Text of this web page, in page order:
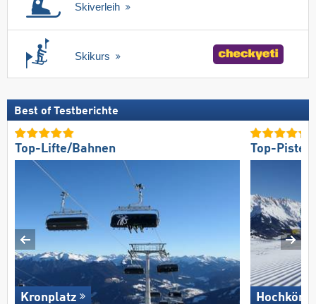
Skiverleih
Skikurs
Best of Testberichte
Top-Lifte/Bahnen
Kronplatz
Top-
Hochkönig